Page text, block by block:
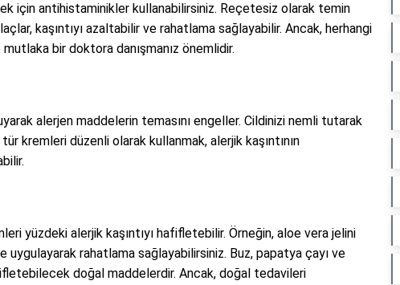
için antihistaminikler kullanabilirsiniz. Reçetesiz olarak temin
kaşıntıyı azaltabilir ve rahatlama sağlayabilir. Ancak, herhangi
bir doktora danışmanız önemlidir.
alerjen maddelerin temasını engeller. Cildinizi nemli tutarak
tür kremleri düzenli olarak kullanmak, alerjik kaşıntının
yüzdeki alerjik kaşıntıyı hafifletebilir. Örneğin, aloe vera jelini
uygulayarak rahatlama sağlayabilirsiniz. Buz, papatya çayı ve
doğal maddelerdir. Ancak, doğal tedavileri